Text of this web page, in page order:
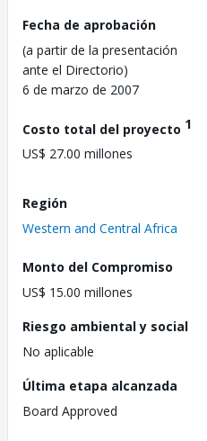
Fecha de aprobación
(a partir de la presentación
ante el Directorio)
6 de marzo de 2007
Costo total del proyecto 1
US$ 27.00 millones
Región
Western and Central Africa
Monto del Compromiso
US$ 15.00 millones
Riesgo ambiental y social
No aplicable
Última etapa alcanzada
Board Approved